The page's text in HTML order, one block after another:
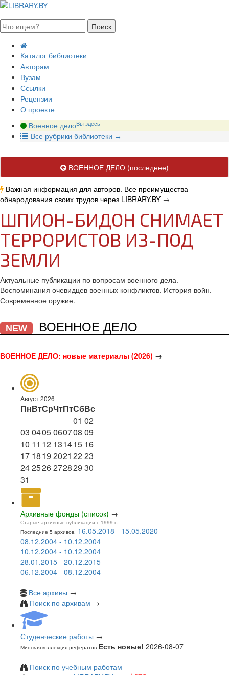
Каталог библиотеки
Авторам
Вузам
Ссылки
Рецензии
О проекте
Военное делоВы здесь
Все рубрики библиотеки →
ВОЕННОЕ ДЕЛО (последнее)
Важная информация для авторов. Все преимущества
обнародования своих трудов через LIBRARY.BY →
ШПИОН-БИДОН СНИМАЕТ
ТЕРРОРИСТОВ ИЗ-ПОД
ЗЕМЛИ
Актуальные публикации по вопросам военного дела.
Воспоминания очевидцев военных конфликтов. История войн.
Современное оружие.
NEW ВОЕННОЕ ДЕЛО
ВОЕННОЕ ДЕЛО: новые материалы (2026) →
Август 2026
ПнВтСрЧтПтСбВс
01 02
03 0405060708 09
10 11 12 131415 16
17 1819 2021 2223
242526272829 30
31
Архивные фонды (список) →
Старые архивные публикации с 1999 г.
Последние 5 архивов: 16.05.2018 - 15.05.2020
08.12.2004 - 10.12.2004
10.12.2004 - 10.12.2004
28.01.2015 - 20.12.2015
06.12.2004 - 08.12.2004
Все архивы →
Поиск по архивам →
Студенческие работы →
Минская коллекция рефератов Есть новые! 2026-08-07
Поиск по учебным работам